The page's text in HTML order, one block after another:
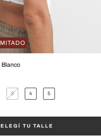
Blanco
3 4 5
ELEGÍ TU TALLE